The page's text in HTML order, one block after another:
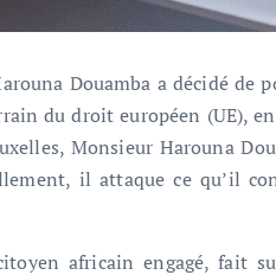
Douamba a décidé de
du droit européen (UE),
Monsieur Harouna
il attaque ce qu’il
africain engagé, fait